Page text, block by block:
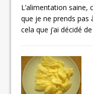
L’alimentation saine,
que je ne prends pas
cela que j’ai décidé